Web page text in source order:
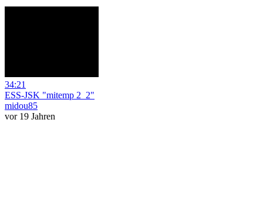
34:21
ESS-JSK "mitemp 2_2"
midou85
vor 19 Jahren